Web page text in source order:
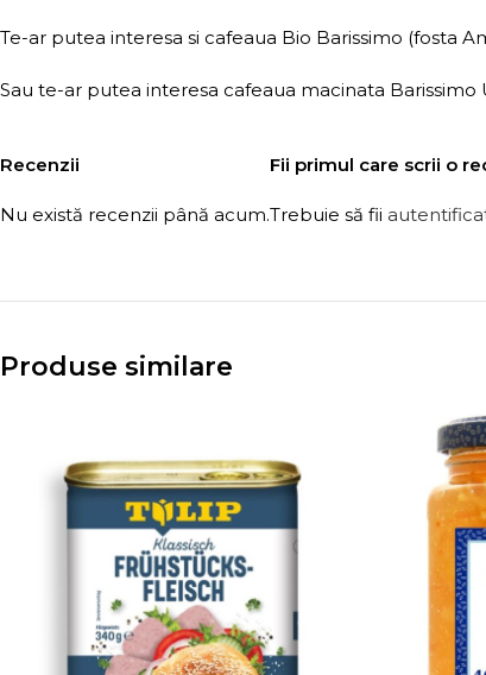
Te-ar putea interesa si cafeaua Bio Barissimo (fosta
Sau te-ar putea interesa cafeaua macinata Barissimo
Recenzii
Nu există recenzii până acum.
Fii primul care scrii o
Trebuie să fii
Produse similare